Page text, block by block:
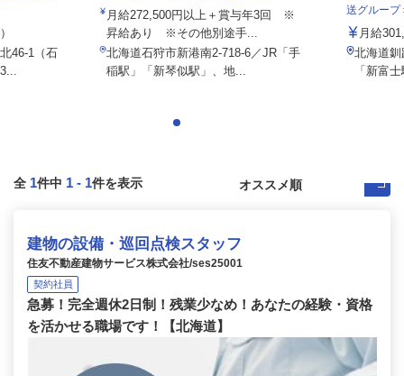
46-1（石
月給272,500円以上＋賞与年3回 ※
昇給あり ※その他別途手...
北海道石狩市新港南2-718-6／JR「手
稲駅」「新琴似駅」、地...
送グループ
月給
北海道釧
「新富
全 1件中 1 - 1件を表示
建物の設備・巡回点検スタッフ
住友不動産建物サービス株式会社/ses25001
契約社員
急募！完全週休2日制！残業少なめ！あなたの経験・資格
を活かせる職場です！【北海道】